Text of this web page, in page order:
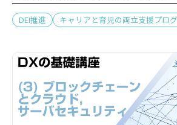
DEI推進 キャリアと育児の両立支援プロ